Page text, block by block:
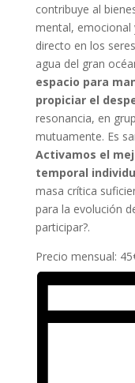
contribuye al
mental, emocional
directo en los
agua del gran
espacio para
propiciar el
resonancia, en
mutuamente. Es
Activamos el
temporal
masa crítica
para la evolución
participar?.
Precio mensual: